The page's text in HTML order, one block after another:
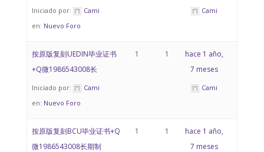
Iniciado por:
Cami
en: Nuevo Foro
Cami
按原版复刻UEDIN毕业证书
+Q微1986543008长
Iniciado por:
Cami
en: Nuevo Foro
1 1
hace 1 año,
7 meses
Cami
按原版复刻BCU毕业证书+Q
微1986543008长期制
1 1
hace 1 año,
7 meses